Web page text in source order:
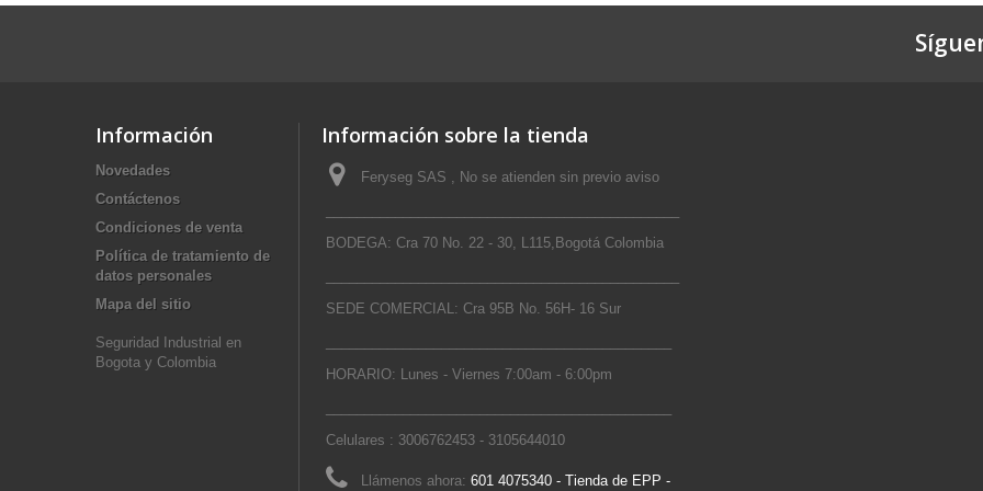
Información
Novedades
Contáctenos
Condiciones de venta
Política de tratamiento de
datos personales
Mapa del sitio
Seguridad Industrial en
Bogota y Colombia
Información sobre la tienda
Feryseg SAS , No se atienden sin previo aviso
BODEGA: Cra 70 No. 22 - 30, L115,Bogotá Colombia
SEDE COMERCIAL: Cra 95B No. 56H- 16 Sur
HORARIO: Lunes - Viernes 7:00am - 6:00pm
Celulares : 3006762453 - 3105644010
Llámenos ahora: 601 4075340 - Tienda de EPP -